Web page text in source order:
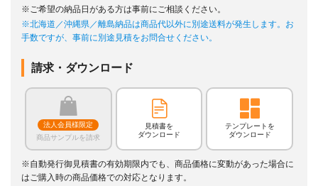
※ご希望の納品日がある方は事前にご相談ください。
※北海道／沖縄県／離島納品は商品代以外に別途送料が発生します。お
手数ですが、事前に別途見積をお問合せください。
請求・ダウンロード
法人会員様限定
商品サンプルを請求
見積書を
ダウンロード
テンプレートを
ダウンロード
※自動発行御見積書の有効期限内でも、商品価格に変動があった場合に
はご購入時の商品価格での対応となります。